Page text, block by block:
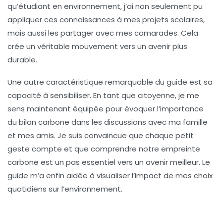
qu’étudiant en environnement, j’ai non seulement pu
appliquer ces connaissances à mes projets scolaires,
mais aussi les partager avec mes camarades. Cela
crée un véritable mouvement vers un avenir plus
durable.
Une autre caractéristique remarquable du guide est sa
capacité à sensibiliser. En tant que citoyenne, je me
sens maintenant équipée pour évoquer l’importance
du bilan carbone dans les discussions avec ma famille
et mes amis. Je suis convaincue que chaque petit
geste compte et que comprendre notre empreinte
carbone est un pas essentiel vers un avenir meilleur. Le
guide m’a enfin aidée à visualiser l’impact de mes choix
quotidiens sur l’environnement.